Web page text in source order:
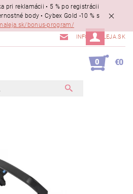
pri reklamácii • 5 % po registrácii
body • Cybex Gold -10 % s
bonus-program/
INFO@MALEJA.SK
0 €0